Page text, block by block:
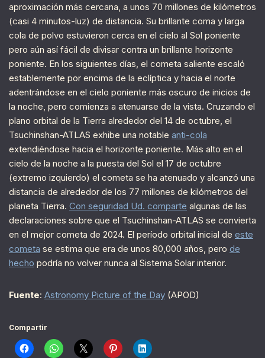
aproximación más cercana, a unos 70 millones de kilómetros
(casi 4 minutos-luz) de distancia. Su brillante coma y larga
cola de polvo estuvieron cerca en el cielo al Sol poniente
pero aún así fácil de divisar contra un brillante horizonte
poniente. En los siguientes días, el cometa saliente escaló
establemente por encima de la eclíptica y hacia el norte
adentrándose en el cielo poniente más oscuro de inicios de
la noche, pero comienza a atenuarse de la vista. Cruzando el
plano orbital de la Tierra alrededor del 14 de octubre, el
Tsuchinshan-ATLAS exhibe una notable anti-cola
extendiéndose hacia el horizonte poniente. Más alto en el
cielo de la noche a la puesta del Sol el 17 de octubre
(extremo izquierdo) el cometa se ha atenuado y alcanzó una
distancia de alrededor de los 77 millones de kilómetros del
planeta Tierra. Con seguridad Ud. comparte algunas de las
declaraciones sobre que el Tsuchinshan-ATLAS se convierta
en el mejor cometa de 2024. El período orbital inicial de este
cometa se estima que era de unos 80,000 años, pero de
hecho podría no volver nunca al Sistema Solar interior.
Fuente: Astronomy Picture of the Day (APOD)
Compartir